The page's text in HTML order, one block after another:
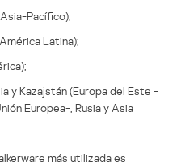
Pacífico);
Latina);
y Kazajstán (Europa del Este -
Europea-, Rusia y Asia
más utilizada es